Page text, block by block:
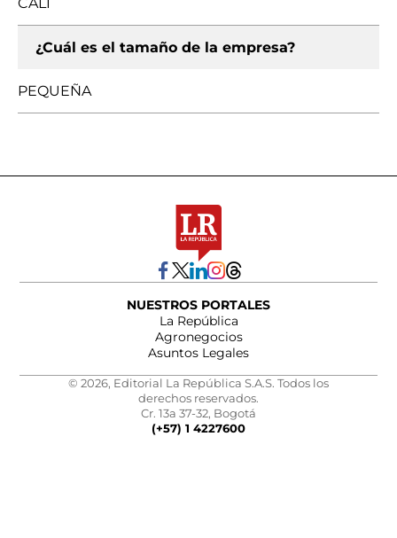
¿Cuál es el tamaño de la empresa?
PEQUEÑA
NUESTROS PORTALES
La República
Agronegocios
Asuntos Legales
© 2026, Editorial La República S.A.S. Todos los
derechos reservados.
Cr. 13a 37-32, Bogotá
(+57) 1 4227600